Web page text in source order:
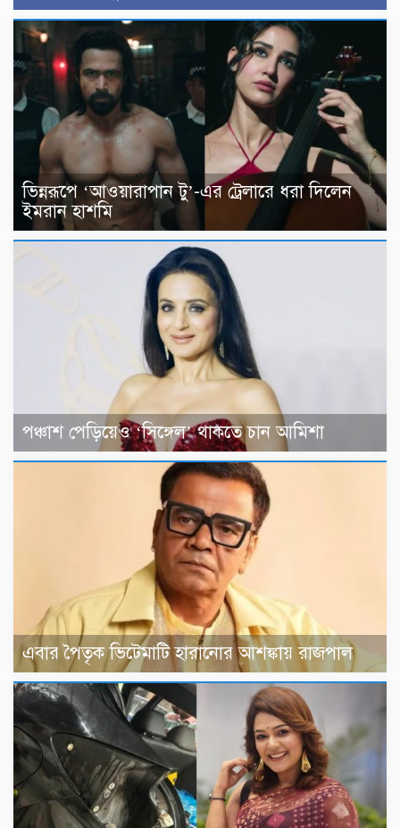
ভিন্নরূপে ‘আওয়ারাপান টু’-এর ট্রেলারে ধরা দিলেন
ইমরান হাশমি
পঞ্চাশ পেড়িয়েও ‘সিঙ্গেল’ থাকতে চান আমিশা
এবার পৈতৃক ভিটেমাটি হারানোর আশঙ্কায় রাজপাল